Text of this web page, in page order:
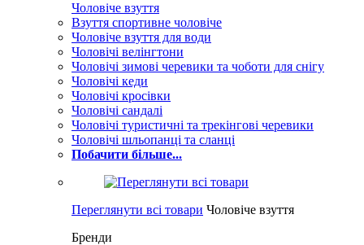
Чоловіче взуття
Взуття спортивне чоловіче
Чоловіче взуття для води
Чоловічі велінгтони
Чоловічі зимові черевики та чоботи для снігу
Чоловічі кеди
Чоловічі кросівки
Чоловічі сандалі
Чоловічі туристичні та трекінгові черевики
Чоловічі шльопанці та сланці
Побачити більше...
Переглянути всі товари Чоловіче взуття
Бренди